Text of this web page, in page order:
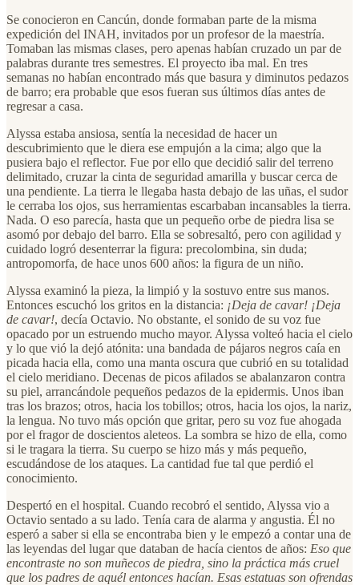
Se conocieron en Cancún, donde formaban parte de la misma
expedición del INAH, invitados por un profesor de la maestría.
Tomaban las mismas clases, pero apenas habían cruzado un par de
palabras durante tres semestres. El proyecto iba mal. En tres
semanas no habían encontrado más que basura y diminutos pedazos
de barro; era probable que esos fueran sus últimos días antes de
regresar a casa.
Alyssa estaba ansiosa, sentía la necesidad de hacer un
descubrimiento que le diera ese empujón a la cima; algo que la
pusiera bajo el reflector. Fue por ello que decidió salir del terreno
delimitado, cruzar la cinta de seguridad amarilla y buscar cerca de
una pendiente. La tierra le llegaba hasta debajo de las uñas, el sudor
le cerraba los ojos, sus herramientas escarbaban incansables la tierra.
Nada. O eso parecía, hasta que un pequeño orbe de piedra lisa se
asomó por debajo del barro. Ella se sobresaltó, pero con agilidad y
cuidado logró desenterrar la figura: precolombina, sin duda;
antropomorfa, de hace unos 600 años: la figura de un niño.
Alyssa examinó la pieza, la limpió y la sostuvo entre sus manos.
Entonces escuchó los gritos en la distancia: ¡Deja de cavar! ¡Deja
de cavar!, decía Octavio. No obstante, el sonido de su voz fue
opacado por un estruendo mucho mayor. Alyssa volteó hacia el cielo
y lo que vió la dejó atónita: una bandada de pájaros negros caía en
picada hacia ella, como una manta oscura que cubrió en su totalidad
el cielo meridiano. Decenas de picos afilados se abalanzaron contra
su piel, arrancándole pequeños pedazos de la epidermis. Unos iban
tras los brazos; otros, hacia los tobillos; otros, hacia los ojos, la nariz,
la lengua. No tuvo más opción que gritar, pero su voz fue ahogada
por el fragor de doscientos aleteos. La sombra se hizo de ella, como
si le tragara la tierra. Su cuerpo se hizo más y más pequeño,
escudándose de los ataques. La cantidad fue tal que perdió el
conocimiento.
Despertó en el hospital. Cuando recobró el sentido, Alyssa vio a
Octavio sentado a su lado. Tenía cara de alarma y angustia. Él no
esperó a saber si ella se encontraba bien y le empezó a contar una de
las leyendas del lugar que databan de hacía cientos de años: Eso que
encontraste no son muñecos de piedra, sino la práctica más cruel
que los padres de aquél entonces hacían. Esas estatuas son ofrendas